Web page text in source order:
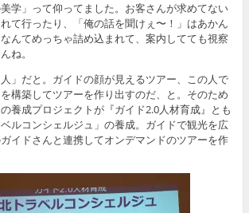
学」って仰ってました。お客さんが求めてない
て行ったり、「俺の話を聞けぇ〜！」はあかん
んてめっちゃ詰め込まれて、案内してても視察
ね。
」だと。ガイドの顔が見えるツアー、この人で
構築してツアーを作り出すのだ、と。そのため
養成プロジェクトが『ガイド2.0人材育成』とも
ルコンシェルジュ」の養成。ガイドで観光を広
イドさんと連携してオンデマンドのツアーを作